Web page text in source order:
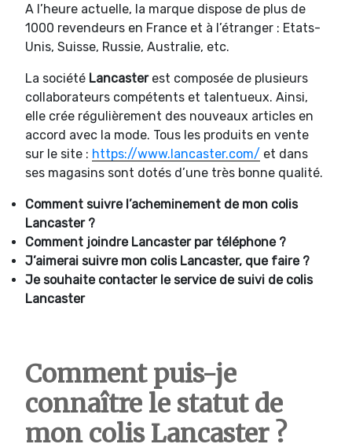
A l’heure actuelle, la marque dispose de plus de
1000 revendeurs en France et à l’étranger : Etats-
Unis, Suisse, Russie, Australie, etc.
La société Lancaster est composée de plusieurs
collaborateurs compétents et talentueux. Ainsi,
elle crée régulièrement des nouveaux articles en
accord avec la mode. Tous les produits en vente
sur le site : https://www.lancaster.com/ et dans
ses magasins sont dotés d’une très bonne qualité.
Comment suivre l’acheminement de mon colis
Lancaster ?
Comment joindre Lancaster par téléphone ?
J’aimerai suivre mon colis Lancaster, que faire ?
Je souhaite contacter le service de suivi de colis
Lancaster
Comment puis-je
connaître le statut de
mon colis Lancaster ?